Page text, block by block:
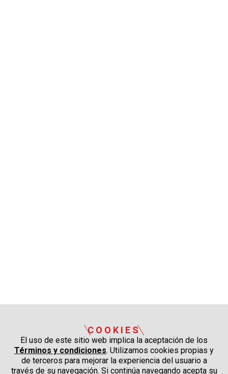
COOKIES
El uso de este sitio web implica la aceptación de los
Términos y condiciones. Utilizamos cookies propias y
de terceros para mejorar la experiencia del usuario a
través de su navegación. Si continúa navegando acepta su